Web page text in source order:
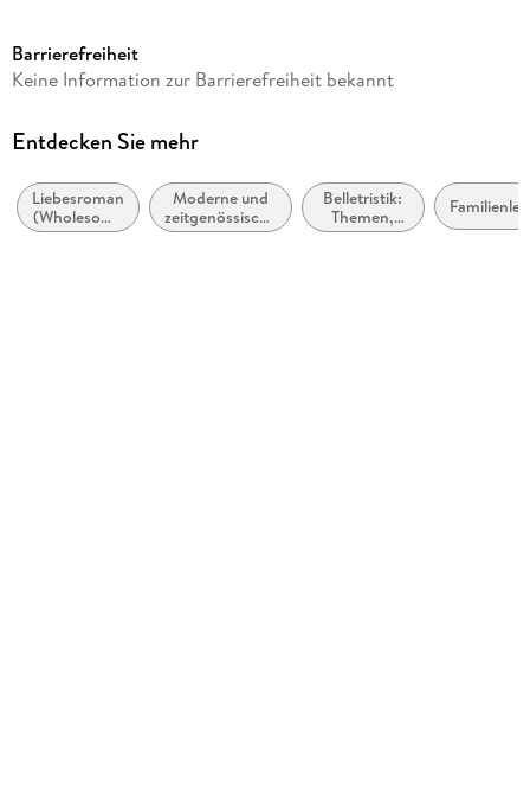
Laufzeit
Reihe
Autor/Autorin
Petra Schier
Barrierefreiheit
Keine Information zur Barrierefreiheit bekannt
Entdecken Sie mehr
Liebesroman
(Wholesome
Romance)
Moderne und
zeitgenössische
Belletristik:
Belletristik:
Themen,
Stoffe,